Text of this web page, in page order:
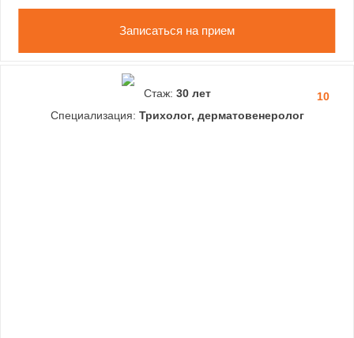
Записаться на прием
10
Стаж: 30 лет
Специализация: Трихолог, дерматовенеролог